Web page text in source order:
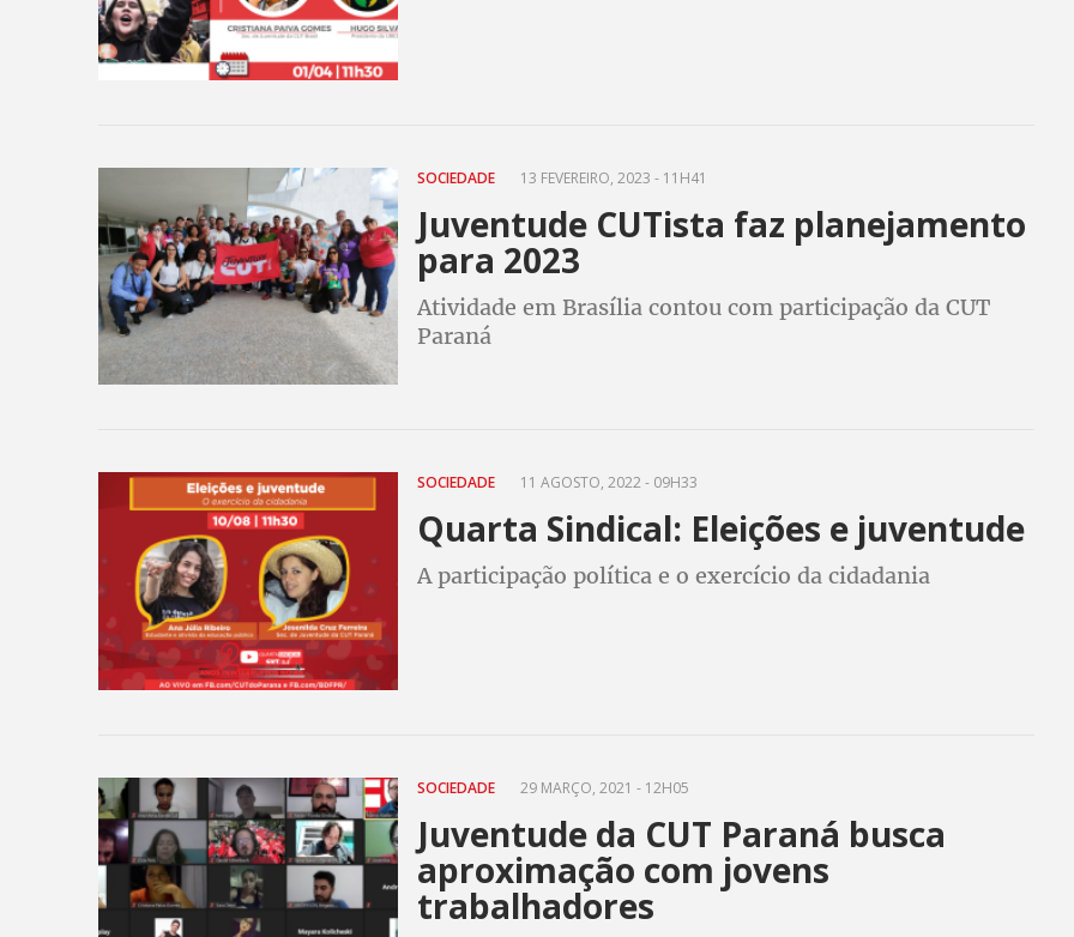
SOCIEDADE 13 FEVEREIRO, 2023 - 11H41
Juventude CUTista faz planejamento
para 2023
Atividade em Brasília contou com participação da CUT
Paraná
SOCIEDADE 11 AGOSTO, 2022 - 09H33
Quarta Sindical: Eleições e juventude
A participação política e o exercício da cidadania
SOCIEDADE 29 MARÇO, 2021 - 12H05
Juventude da CUT Paraná busca
aproximação com jovens
trabalhadores